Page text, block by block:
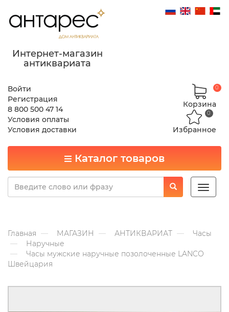
Интернет-магазин
антиквариата
Войти
Регистрация
8 800 500 47 14
Условия оплаты
Условия доставки
Корзина
0
Избранное
0
Каталог товаров
Toggle
Главная МАГАЗИН АНТИКВАРИАТ
Часы
Наручные
Часы мужские наручные позолоченные LANCO
Швейцария